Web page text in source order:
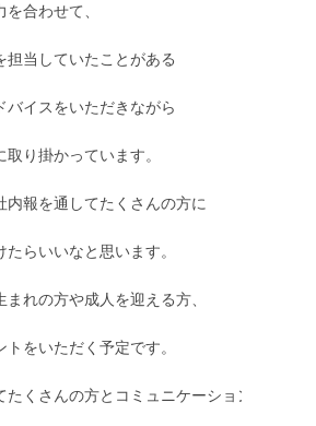
合わせて、
担当していたことがある
バイスをいただきながら
り掛かっています。
内報を通してたくさんの方に
らいいなと思います。
れの方や成人を迎える方、
をいただく予定です。
たくさんの方とコミュニケーションを